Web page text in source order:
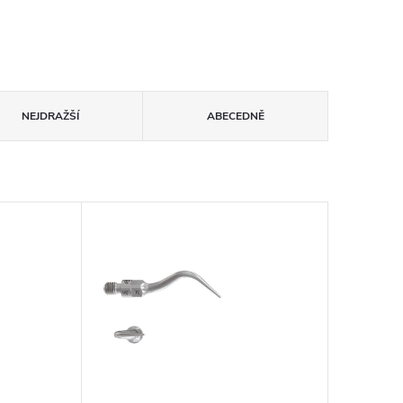
NEJDRAŽŠÍ ABECEDNĚ